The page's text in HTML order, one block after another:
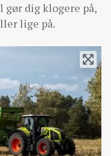
dig klogere på,
lige på.